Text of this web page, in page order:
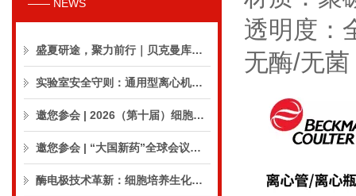
—— NEWS
盛夏研途，聚力前行｜贝克曼库尔特生命科学8月活动预告
实验室安全守则：通用型离心机操作与保养的10个要点
邀您参会 | 2026（第十届）细胞外囊泡合规与临床应用大会
邀您参会 | “大国新药”全球会议（CPIC2026）
酶电极技术革新：细胞培养生化分析仪实现精准在线监测
透明度：
无酶/无菌